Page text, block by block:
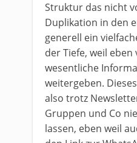
Struktur das nicht
Duplikation in den
generell ein
der Tiefe, weil
wesentliche
weitergeben.
also trotz
Gruppen und Co
lassen, eben weil